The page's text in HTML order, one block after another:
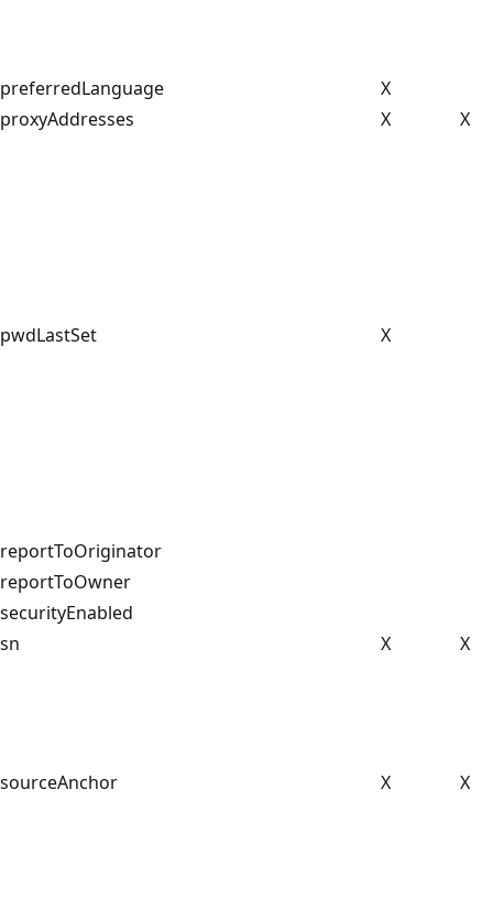
preferredLanguage
X
proxyAddresses
X X
pwdLastSet X
reportToOriginator
reportToOwner
securityEnabled
sn
X X
sourceAnchor X X